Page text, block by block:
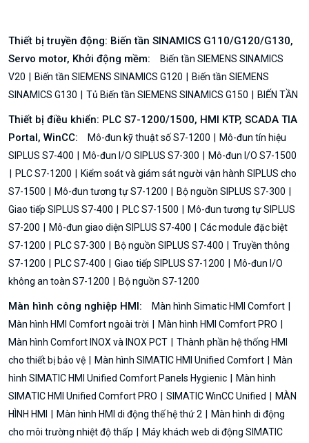
Thiết bị truyền động: Biến tần SINAMICS G110/G120/G130,
Servo motor, Khởi động mềm:
Biến tần SIEMENS SINAMICS
V20
Biến tần SIEMENS SINAMICS G120
Biến tần SIEMENS
SINAMICS G130
Tủ Biến tần SIEMENS SINAMICS G150 BIẾN TẦN
Thiết bị điều khiển: PLC S7-1200/1500, HMI KTP, SCADA TIA
Portal, WinCC:
Mô-đun kỹ thuật số S7-1200
Mô-đun tín hiệu
SIPLUS S7-400
Mô-đun I/O SIPLUS S7-300
Mô-đun I/O S7-1500
PLC S7-1200
Kiểm soát và giám sát người vận hành SIPLUS cho
S7-1500
Mô-đun tương tự S7-1200
Bộ nguồn SIPLUS S7-300
Giao tiếp SIPLUS S7-400
PLC S7-1500
Mô-đun tương tự SIPLUS
S7-200
Mô-đun giao diện SIPLUS S7-400
Các module đặc biệt
S7-1200
PLC S7-300 Bộ nguồn SIPLUS S7-400
Truyền thông
S7-1200
PLC S7-400 Giao tiếp SIPLUS S7-1200
Mô-đun I/O
không an toàn S7-1200
Bộ nguồn S7-1200
Màn hình công nghiệp HMI:
Màn hình Simatic HMI Comfort
Màn hình HMI Comfort ngoài trời
Màn hình HMI Comfort PRO
Màn hình Comfort INOX và INOX PCT
Thành phần hệ thống HMI
cho thiết bị bảo vệ
Màn hình SIMATIC HMI Unified Comfort
Màn
hình SIMATIC HMI Unified Comfort Panels Hygienic
Màn hình
SIMATIC HMI Unified Comfort PRO
SIMATIC WinCC Unified
MÀN
HÌNH HMI
Màn hình HMI di động thế hệ thứ 2
Màn hình di động
cho môi trường nhiệt độ thấp
Máy khách web di động SIMATIC